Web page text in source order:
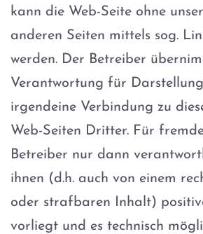
kann die Web-Seite ohne
anderen Seiten mittels sog.
werden. Der Betreiber
Verantwortung für
irgendeine Verbindung zu
Web-Seiten Dritter. Für
Betreiber nur dann
ihnen (d.h. auch von einem
oder strafbaren Inhalt)
vorliegt und es technisch